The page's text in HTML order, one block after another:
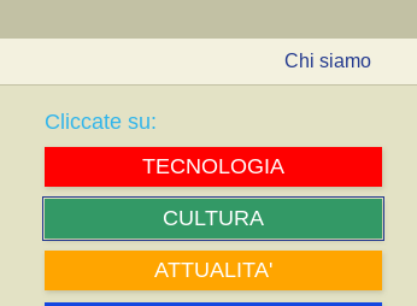
Chi siamo
Cliccate su:
TECNOLOGIA
CULTURA
ATTUALITA'